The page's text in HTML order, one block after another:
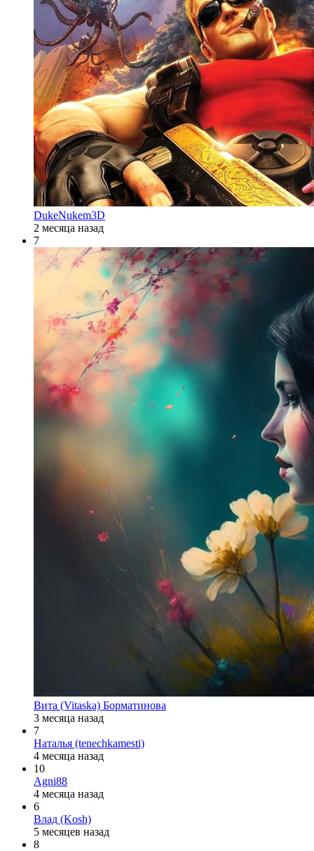
DukeNukem3D
2 месяца назад
7
Вита (Vitaska) Борматинова
3 месяца назад
7
Наталья (tenechkamesti)
4 месяца назад
10
Agni88
4 месяца назад
6
Влад (Kosh)
5 месяцев назад
8